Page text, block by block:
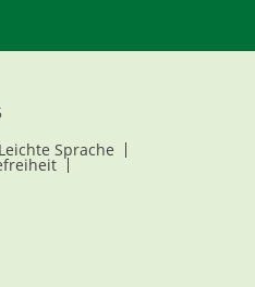
Leichte Sprache